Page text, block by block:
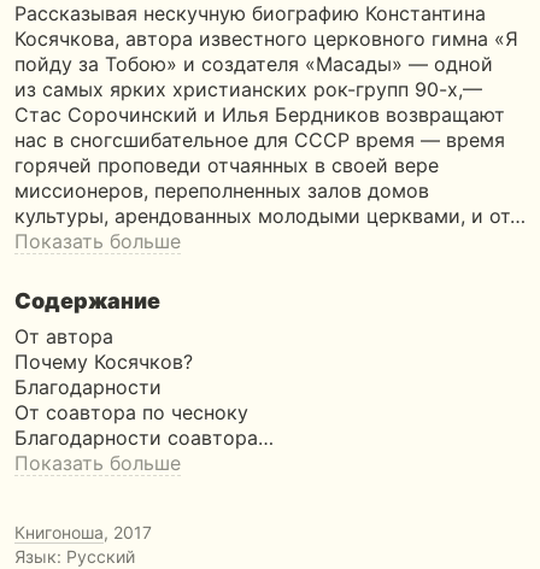
Рассказывая нескучную биографию Константина
Косячкова, автора известного церковного гимна «Я
пойду за Тобою» и создателя «Масады» — одной
из самых ярких христианских рок-групп 90-х,—
Стас Сорочинский и Илья Бердников возвращают
нас в сногсшибательное для СССР время — время
горячей проповеди отчаянных в своей вере
миссионеров, переполненных залов домов
культуры, арендованных молодыми церквами, и от…
Показать больше
Содержание
От автора
Почему Косячков?
Благодарности
От соавтора по чесноку
Благодарности соавтора…
Показать больше
Книгоноша, 2017
Язык: Русский